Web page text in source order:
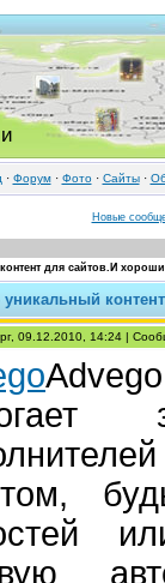
· Форум· Фото· Cайты·
Новые
для сайтов.И
уникальный
09.12.2010, 14:24 |